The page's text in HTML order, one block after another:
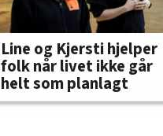
Line og Kjersti hjelper
folk når livet ikke går
helt som planlagt